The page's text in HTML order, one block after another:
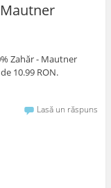
Zahăr - Mautner
10.99 RON.
Lasă un răspuns